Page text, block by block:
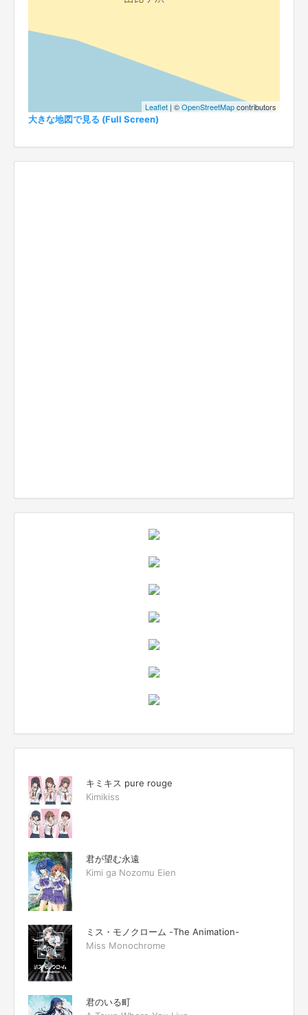
Leaflet | ©OpenStreetMapcontributors
大きな地図で見る (Full Screen)
キミキス pure rouge
Kimikiss
君が望む永遠
Kimi ga Nozomu Eien
ミス・モノクローム -The Animation-
Miss Monochrome
君のいる町